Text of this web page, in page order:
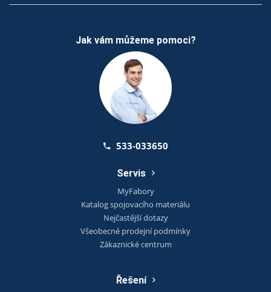
Jak vám můžeme pomoci?
533-033650
Servis
MyFabory
Katalog spojovacího materiálu
Nejčastější dotazy
Všeobecné prodejní podmínky
Zákaznické centrum
Řešení